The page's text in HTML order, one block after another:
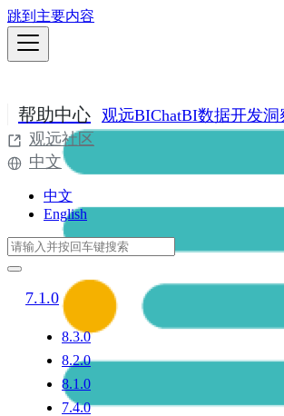
跳到主要内容
帮助中心 观远BIChatBI数据开发洞
观远社区
中文
中文
English
7.1.0
8.3.0
8.2.0
8.1.0
7.4.0